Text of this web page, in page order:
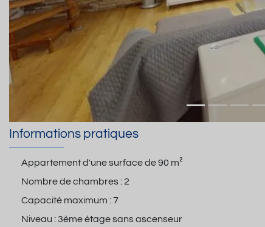
Informations pratiques
Appartement d'une surface de90 m²
Nombre de chambres :2
Capacité maximum :7
Niveau :3ème étage sans ascenseur